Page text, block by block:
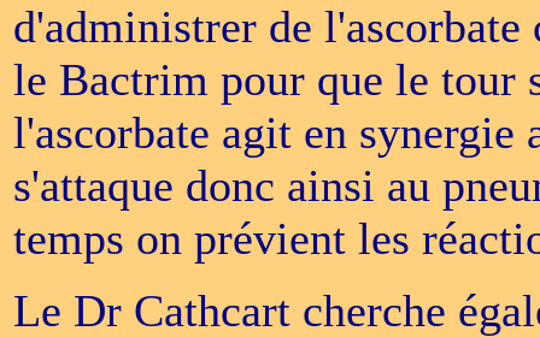
d'administrer de
le Bactrim pour que le tour
l'ascorbate agit en synergie
s'attaque donc ainsi au
temps on prévient les
Le Dr Cathcart cherche